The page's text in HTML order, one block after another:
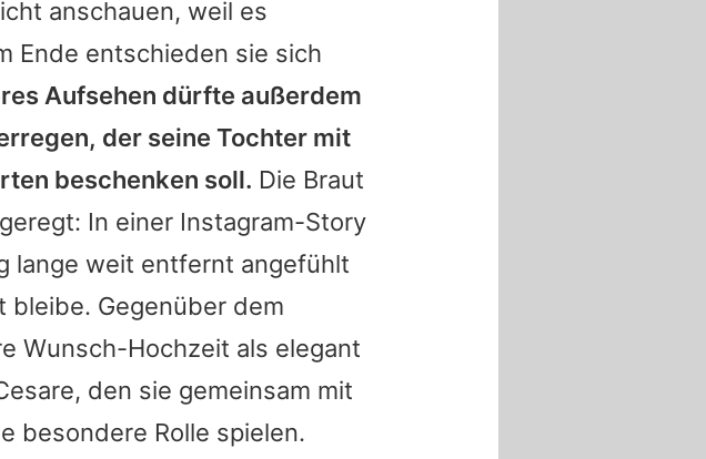
anschauen, weil es
Ende entschieden sie sich
Aufsehen dürfte außerdem
der seine Tochter mit
beschenken soll. Die Braut
In einer Instagram-Story
lange weit entfernt angefühlt
bleibe. Gegenüber dem
Wunsch-Hochzeit als elegant
den sie gemeinsam mit
besondere Rolle spielen.